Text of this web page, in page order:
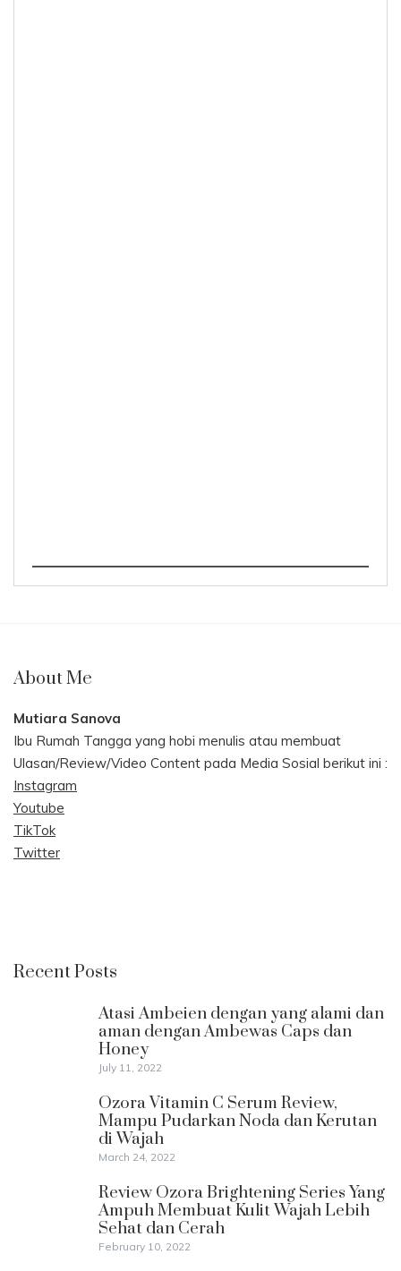
About Me
Mutiara Sanova
Ibu Rumah Tangga yang hobi menulis atau membuat
Ulasan/Review/Video Content pada Media Sosial berikut ini :
Instagram
Youtube
TikTok
Twitter
Recent Posts
Atasi Ambeien dengan yang alami dan
aman dengan Ambewas Caps dan
Honey
July 11, 2022
Ozora Vitamin C Serum Review,
Mampu Pudarkan Noda dan Kerutan
di Wajah
March 24, 2022
Review Ozora Brightening Series Yang
Ampuh Membuat Kulit Wajah Lebih
Sehat dan Cerah
February 10, 2022